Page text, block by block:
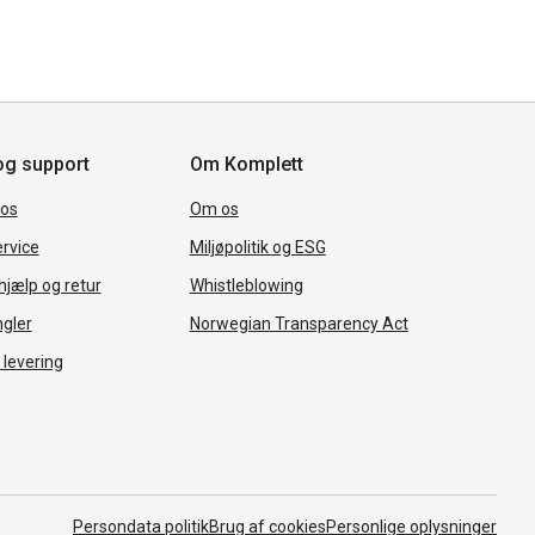
support
og retur
levering
Om Komplett
Om os
Miljøpolitik og ESG
Whistleblowing
Norwegian Transparency Act
Persondata politikBrug af cookiesPersonlige oplysninger